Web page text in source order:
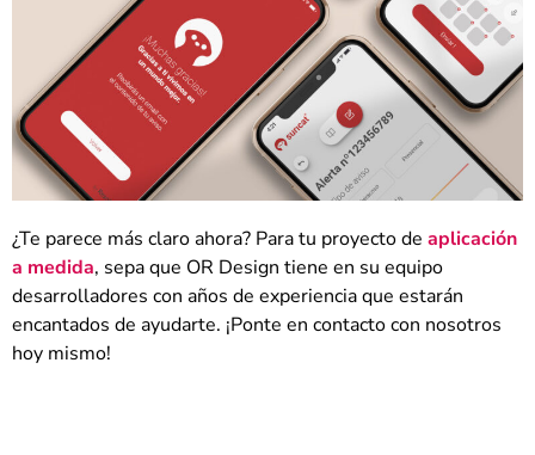
¿Te parece más claro ahora? Para tu proyecto de aplicación
a medida, sepa que OR Design tiene en su equipo
desarrolladores con años de experiencia que estarán
encantados de ayudarte. ¡Ponte en contacto con nosotros
hoy mismo!